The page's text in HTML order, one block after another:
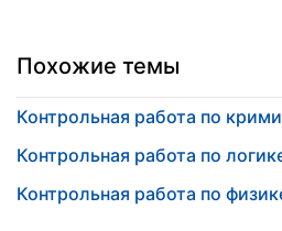
Похожие темы
Контрольная работа по
Контрольная работа по
Контрольная работа по